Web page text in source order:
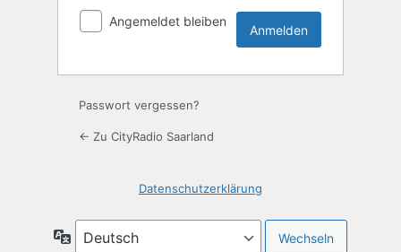
Angemeldet bleiben
Passwort vergessen?
← Zu CityRadio Saarland
Datenschutzerklärung
Sprache